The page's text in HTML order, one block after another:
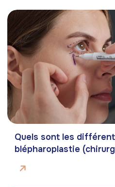
Quels sont les
blépharoplastie